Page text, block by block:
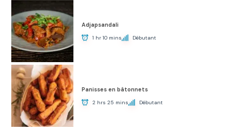
Adjapsandali
1 hr 10 mins Débutant
Panisses en bâtonnets
2 hrs 25 mins Débutant